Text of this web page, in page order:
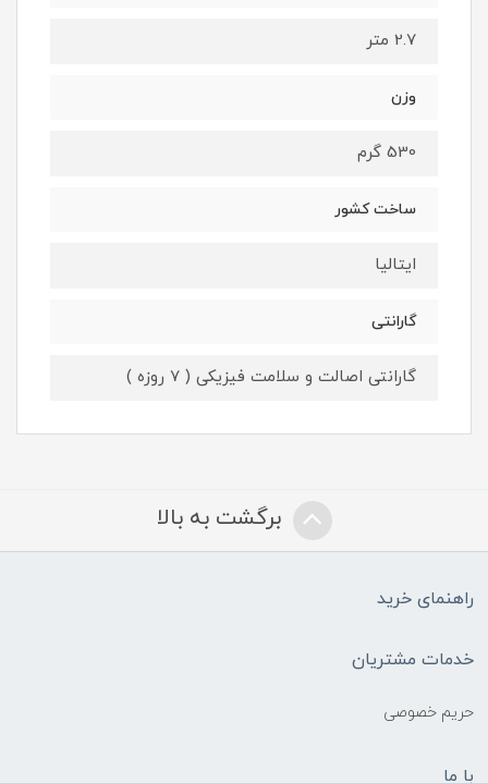
2.7 متر
وزن
530 گرم
ساخت کشور
ایتالیا
گارانتی
گارانتی اصالت و سلامت فیزیکی ( 7 روزه )
برگشت به بالا
راهنمای خرید
خدمات مشتریان
حریم خصوصی
با ما